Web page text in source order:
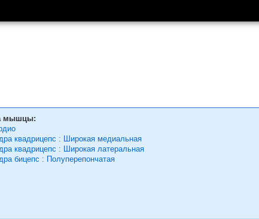
мышцы:
квадрицепс : Широкая медиальная
квадрицепс : Широкая латеральная
бицепс : Полуперепончатая